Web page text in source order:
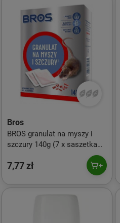
Bros
BROS granulat na myszy i
szczury 140g (7 x saszetka
7,77 zł